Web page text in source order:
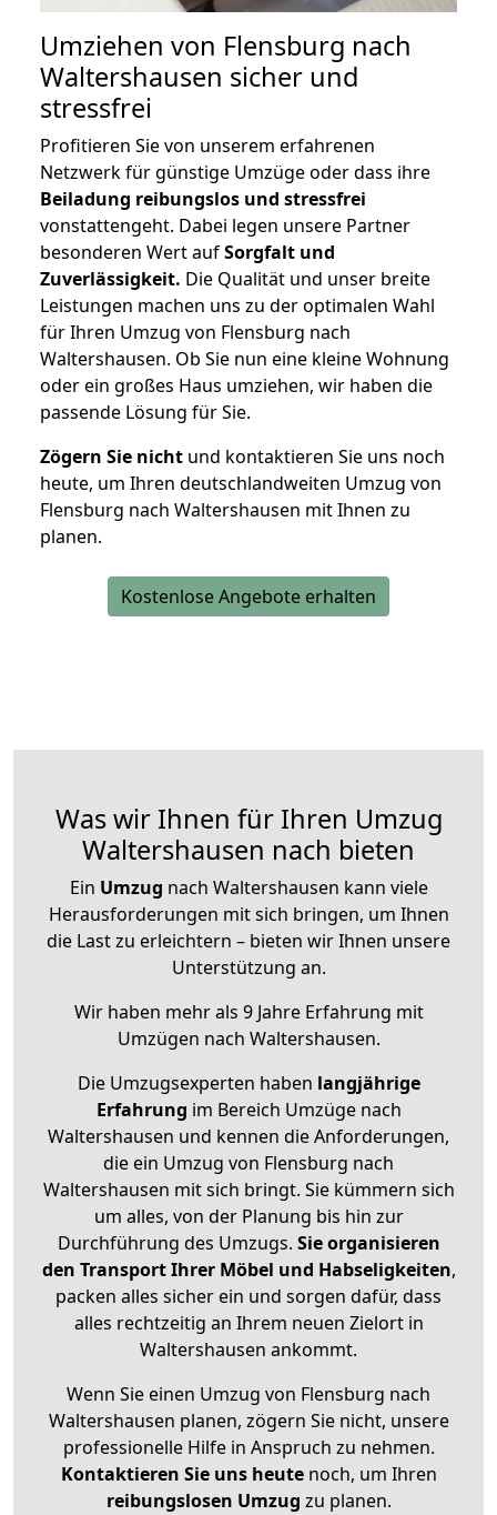
Umziehen von Flensburg nach
Waltershausen sicher und
stressfrei
Profitieren Sie von unserem erfahrenen
Netzwerk für günstige Umzüge oder dass ihre
Beiladung reibungslos und stressfrei
vonstattengeht. Dabei legen unsere Partner
besonderen Wert aufSorgfalt und
Zuverlässigkeit. Die Qualität und unser breite
Leistungen machen uns zu der optimalen Wahl
für Ihren Umzug von Flensburg nach
Waltershausen. Ob Sie nun eine kleine Wohnung
oder ein großes Haus umziehen, wir haben die
passende Lösung für Sie.
Zögern Sie nicht und kontaktieren Sie uns noch
heute, um Ihren deutschlandweiten Umzug von
Flensburg nach Waltershausen mit Ihnen zu
planen.
Kostenlose Angebote erhalten
Was wir Ihnen für Ihren Umzug
Waltershausen nach bieten
Ein Umzug nach Waltershausen kann viele
Herausforderungen mit sich bringen, um Ihnen
die Last zu erleichtern – bieten wir Ihnen unsere
Unterstützung an.
Wir haben mehr als 9 Jahre Erfahrung mit
Umzügen nach Waltershausen.
Die Umzugsexperten haben langjährige
Erfahrung im Bereich Umzüge nach
Waltershausen und kennen die Anforderungen,
die ein Umzug von Flensburg nach
Waltershausen mit sich bringt. Sie kümmern sich
um alles, von der Planung bis hin zur
Durchführung des Umzugs. Sie organisieren
den Transport Ihrer Möbel und Habseligkeiten,
packen alles sicher ein und sorgen dafür, dass
alles rechtzeitig an Ihrem neuen Zielort in
Waltershausen ankommt.
Wenn Sie einen Umzug von Flensburg nach
Waltershausen planen, zögern Sie nicht, unsere
professionelle Hilfe in Anspruch zu nehmen.
Kontaktieren Sie uns heutenoch, um Ihren
reibungslosen Umzug zu planen.